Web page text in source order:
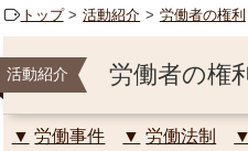
梶原 恒夫
深堀 寿美
中山 篤志
トップ 活動紹介 労働者の権利
活動紹介 労働者の権利
労働事件 労働法制